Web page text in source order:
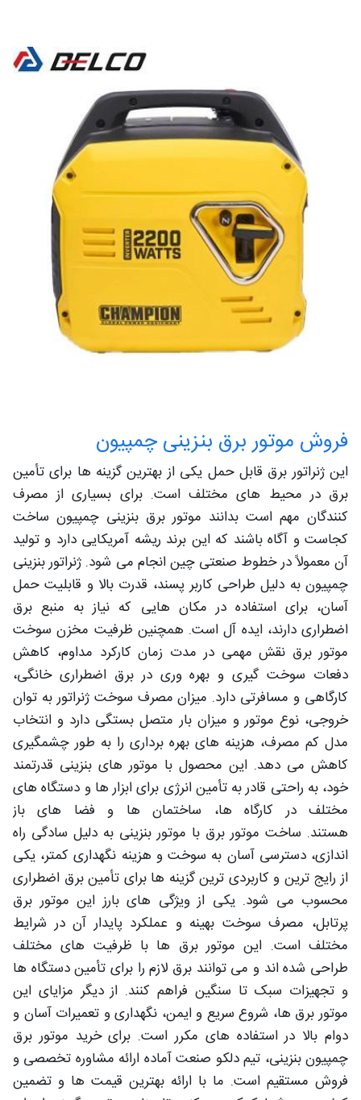
فروش موتور برق بنزینی چمپیون
این ژنراتور برق قابل حمل یکی از بهترین گزینه ها برای تأمین
برق در محیط های مختلف است. برای بسیاری از مصرف
کنندگان مهم است بدانند موتور برق بنزینی چمپیون ساخت
کجاست و آگاه باشند که این برند ریشه آمریکایی دارد و تولید
آن معمولاً در خطوط صنعتی چین انجام می شود. ژنراتور بنزینی
چمپیون به دلیل طراحی کاربر پسند، قدرت بالا و قابلیت حمل
آسان، برای استفاده در مکان هایی که نیاز به منبع برق
اضطراری دارند، ایده آل است. همچنین ظرفیت مخزن سوخت
موتور برق نقش مهمی در مدت زمان کارکرد مداوم، کاهش
دفعات سوخت گیری و بهره وری در برق اضطراری خانگی،
کارگاهی و مسافرتی دارد. میزان مصرف سوخت ژنراتور به توان
خروجی، نوع موتور و میزان بار متصل بستگی دارد و انتخاب
مدل کم مصرف، هزینه های بهره برداری را به طور چشمگیری
کاهش می دهد. این محصول با موتور های بنزینی قدرتمند
خود، به راحتی قادر به تأمین انرژی برای ابزار ها و دستگاه های
مختلف در کارگاه ها، ساختمان ها و فضا های باز
هستند. ساخت موتور برق با موتور بنزینی به دلیل سادگی راه
اندازی، دسترسی آسان به سوخت و هزینه نگهداری کمتر، یکی
از رایج ترین و کاربردی ترین گزینه ها برای تأمین برق اضطراری
محسوب می شود. یکی از ویژگی های بارز این موتور برق
پرتابل، مصرف سوخت بهینه و عملکرد پایدار آن در شرایط
مختلف است. این موتور برق ها با ظرفیت های مختلف
طراحی شده اند و می توانند برق لازم را برای تأمین دستگاه ها
و تجهیزات سبک تا سنگین فراهم کنند. از دیگر مزایای این
موتور برق ها، شروع سریع و ایمن، نگهداری و تعمیرات آسان و
دوام بالا در استفاده های مکرر است. برای خرید موتور برق
چمپیون بنزینی، تیم دلکو صنعت آماده ارائه مشاوره تخصصی و
فروش مستقیم است. ما با ارائه بهترین قیمت ها و تضمین